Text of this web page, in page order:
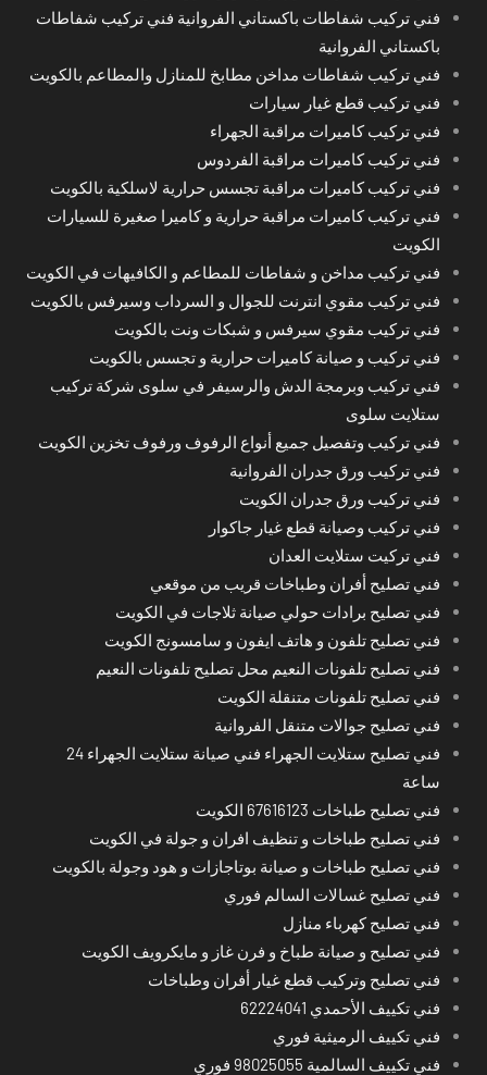
فني تركيب شفاطات باكستاني الفروانية فني تركيب شفاطات
باكستاني الفروانية
فني تركيب شفاطات مداخن مطابخ للمنازل والمطاعم بالكويت
فني تركيب قطع غيار سيارات
فني تركيب كاميرات مراقبة الجهراء
فني تركيب كاميرات مراقبة الفردوس
فني تركيب كاميرات مراقبة تجسس حرارية لاسلكية بالكويت
فني تركيب كاميرات مراقبة حرارية و كاميرا صغيرة للسيارات
الكويت
فني تركيب مداخن و شفاطات للمطاعم و الكافيهات في الكويت
فني تركيب مقوي انترنت للجوال و السرداب وسيرفس بالكويت
فني تركيب مقوي سيرفس و شبكات ونت بالكويت
فني تركيب و صيانة كاميرات حرارية و تجسس بالكويت
فني تركيب وبرمجة الدش والرسيفر في سلوى شركة تركيب
ستلايت سلوى
فني تركيب وتفصيل جميع أنواع الرفوف ورفوف تخزين الكويت
فني تركيب ورق جدران الفروانية
فني تركيب ورق جدران الكويت
فني تركيب وصيانة قطع غيار جاكوار
فني تركيت ستلايت العدان
فني تصليح أفران وطباخات قريب من موقعي
فني تصليح برادات حولي صيانة ثلاجات في الكويت
فني تصليح تلفون و هاتف ايفون و سامسونج الكويت
فني تصليح تلفونات النعيم محل تصليح تلفونات النعيم
فني تصليح تلفونات متنقلة الكويت
فني تصليح جوالات متنقل الفروانية
فني تصليح ستلايت الجهراء فني صيانة ستلايت الجهراء 24
ساعة
فني تصليح طباخات 67616123 الكويت
فني تصليح طباخات و تنظيف افران و جولة في الكويت
فني تصليح طباخات و صيانة بوتاجازات و هود وجولة بالكويت
فني تصليح غسالات السالم فوري
فني تصليح كهرباء منازل
فني تصليح و صيانة طباخ و فرن غاز و مايكرويف الكويت
فني تصليح وتركيب قطع غيار أفران وطباخات
فني تكييف الأحمدي 62224041
فني تكييف الرميثية فوري
فني تكييف السالمية 98025055 فوري